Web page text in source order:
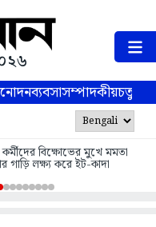
ব্যবসাসম্পাদকীয়
বিক্ষোভের মুখে মমতা
গাড়ি লক্ষ্য করে ইট-কাদা